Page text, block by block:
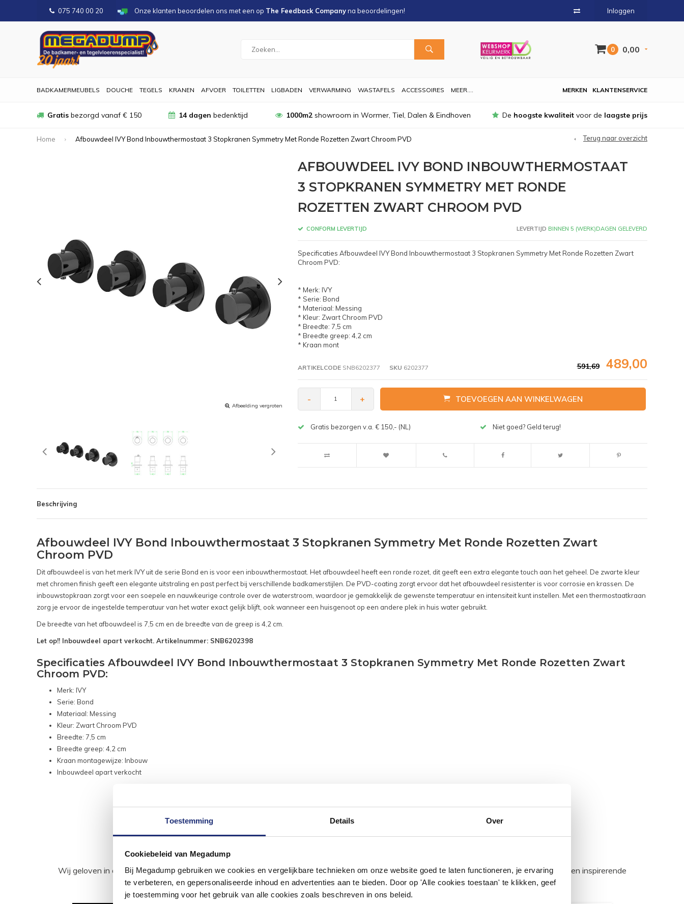
Toestemming Details Over
Cookiebeleid van Megadump
Bij Megadump gebruiken we cookies en vergelijkbare technieken om onze website goed te laten functioneren, je ervaring
te verbeteren, en gepersonaliseerde inhoud en advertenties aan te bieden. Door op 'Alle cookies toestaan' te klikken, geef
je toestemming voor het gebruik van alle cookies zoals beschreven in ons beleid.
075 740 00 20 Onze klanten beoordelen ons met een op The Feedback Companyna beoordelingen! Inloggen
0 0,00
BADKAMERMEUBELS DOUCHE TEGELS KRANEN AFVOER TOILETTEN LIGBADEN VERWARMING WASTAFELS ACCESSOIRES MEER.... KLANTENSERVICE
MERKEN
Gratis bezorgd vanaf € 150 14 dagen bedenktijd 1000m2showroom in Wormer, Tiel, Dalen & Eindhoven De hoogste kwaliteit voor de laagste prijs
Home Afbouwdeel IVY Bond Inbouwthermostaat 3 Stopkranen Symmetry Met Ronde Rozetten Zwart Chroom PVD Terug naar overzicht
Afbeelding vergroten
AFBOUWDEEL IVY BOND INBOUWTHERMOSTAAT
3 STOPKRANEN SYMMETRY MET RONDE
ROZETTEN ZWART CHROOM PVD
CONFORM LEVERTIJD LEVERTIJD BINNEN 5 (WERK)DAGEN GELEVERD
Specificaties Afbouwdeel IVY Bond Inbouwthermostaat 3 Stopkranen Symmetry Met Ronde Rozetten Zwart
Chroom PVD:
* Merk: IVY
* Serie: Bond
* Materiaal: Messing
* Kleur: Zwart Chroom PVD
* Breedte: 7,5 cm
* Breedte greep: 4,2 cm
* Kraan mont
ARTIKELCODESNB6202377 SKU 6202377 591,69 489,00
- + TOEVOEGEN AAN WINKELWAGEN
Gratis bezorgen v.a. € 150,- (NL) Niet goed? Geld terug!
Beschrijving
Afbouwdeel IVY Bond Inbouwthermostaat 3 Stopkranen Symmetry Met Ronde Rozetten Zwart
Chroom PVD
Dit afbouwdeel is van het merk IVY uit de serie Bond en is voor een inbouwthermostaat. Het afbouwdeel heeft een ronde rozet, dit geeft een extra elegante touch aan het geheel. De zwarte kleur
met chromen finish geeft een elegante uitstraling en past perfect bij verschillende badkamerstijlen. De PVD-coating zorgt ervoor dat het afbouwdeel resistenter is voor corrosie en krassen. De
inbouwstopkraan zorgt voor een soepele en nauwkeurige controle over de waterstroom, waardoor je gemakkelijk de gewenste temperatuur en intensiteit kunt instellen. Met een thermostaatkraan
zorg je ervoor de ingestelde temperatuur van het water exact gelijk blijft, ook wanneer een huisgenoot op een andere plek in huis water gebruikt.
De breedte van het afbouwdeel is 7,5 cm en de breedte van de greep is 4,2 cm.
Let op!! Inbouwdeel apart verkocht. Artikelnummer: SNB6202398
Specificaties Afbouwdeel IVY Bond Inbouwthermostaat 3 Stopkranen Symmetry Met Ronde Rozetten Zwart
Chroom PVD:
Merk: IVY
Serie: Bond
Materiaal: Messing
Kleur: Zwart Chroom PVD
Breedte: 7,5 cm
Breedte greep: 4,2 cm
Kraan montagewijze: Inbouw
Inbouwdeel apart verkocht
Wij geloven in de kracht van delen. Deel jouw badkamer op Instagram met #mijndroombadkamer en tag @megadumpnl. Samen bouwen we een inspirerende
omgeving vol met unieke badkamerstijlen. Doe je mee?